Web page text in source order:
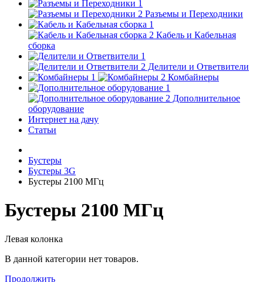
Разъемы и Переходники
Кабель и Кабельная
сборка
Делители и Ответвители
Комбайнеры
Дополнительное
оборудование
Интернет на дачу
Статьи
Бустеры
Бустеры 3G
Бустеры 2100 МГц
Бустеры 2100 МГц
Левая колонка
В данной категории нет товаров.
Продолжить